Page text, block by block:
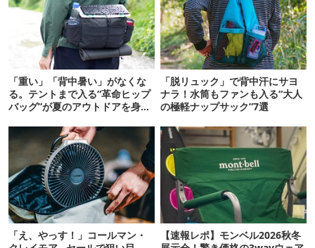
「重い」「背中暑い」がなくな
る。テントまで入る“革命ヒップ
バッグ”が夏のアウトドアを身軽
「脱リュック」で背中汗にサヨ
ナラ！水筒もファンも入る“大人
の極軽ナップサック”7選
「え、やっす！」コールマン・
【速報レポ】モンベル2026秋冬